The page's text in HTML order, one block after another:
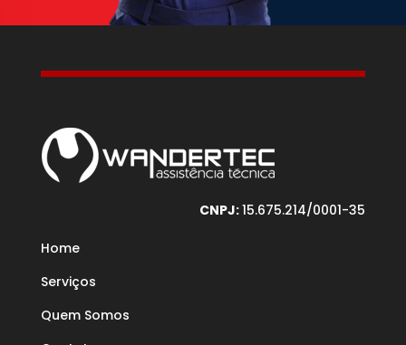
CNPJ:15.675.214/0001-35
Home
Serviços
Quem Somos